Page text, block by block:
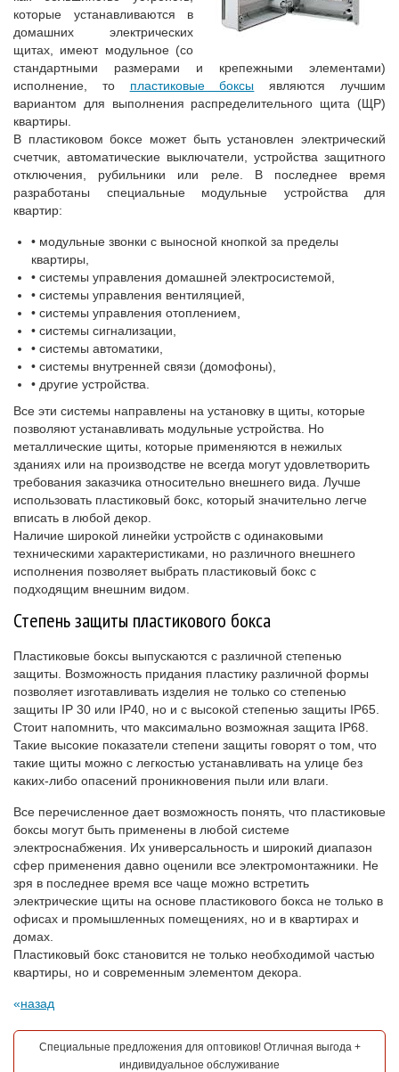
которые устанавливаются в
домашних электрических
щитах, имеют модульное (со
стандартными размерами и крепежными элементами)
исполнение, то пластиковые боксы являются лучшим
вариантом для выполнения распределительного щита (ЩР)
квартиры.
В пластиковом боксе может быть установлен электрический
счетчик, автоматические выключатели, устройства защитного
отключения, рубильники или реле. В последнее время
разработаны специальные модульные устройства для
квартир:
• модульные звонки с выносной кнопкой за пределы
квартиры,
• системы управления домашней электросистемой,
• системы управления вентиляцией,
• системы управления отоплением,
• системы сигнализации,
• системы автоматики,
• системы внутренней связи (домофоны),
• другие устройства.
Все эти системы направлены на установку в щиты, которые
позволяют устанавливать модульные устройства. Но
металлические щиты, которые применяются в нежилых
зданиях или на производстве не всегда могут удовлетворить
требования заказчика относительно внешнего вида. Лучше
использовать пластиковый бокс, который значительно легче
вписать в любой декор.
Наличие широкой линейки устройств с одинаковыми
техническими характеристиками, но различного внешнего
исполнения позволяет выбрать пластиковый бокс с
подходящим внешним видом.
Степень защиты пластикового бокса
Пластиковые боксы выпускаются с различной степенью
защиты. Возможность придания пластику различной формы
позволяет изготавливать изделия не только со степенью
защиты IP 30 или IP40, но и с высокой степенью защиты IP65.
Стоит напомнить, что максимально возможная защита IP68.
Такие высокие показатели степени защиты говорят о том, что
такие щиты можно с легкостью устанавливать на улице без
каких-либо опасений проникновения пыли или влаги.
Все перечисленное дает возможность понять, что пластиковые
боксы могут быть применены в любой системе
электроснабжения. Их универсальность и широкий диапазон
сфер применения давно оценили все электромонтажники. Не
зря в последнее время все чаще можно встретить
электрические щиты на основе пластикового бокса не только в
офисах и промышленных помещениях, но и в квартирах и
домах.
Пластиковый бокс становится не только необходимой частью
квартиры, но и современным элементом декора.
назад
Специальные предложения для оптовиков! Отличная выгода +
индивидуальное обслуживание